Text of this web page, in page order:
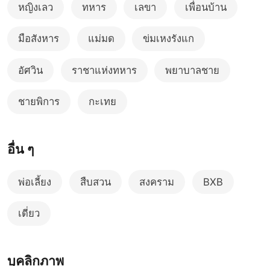
หญิงเลว ทหาร เลขา เพื่อนบ้าน
มือสังหาร แม่มด ข่มเหงรังแก
อัศวิน ราชาแห่งทหาร พยาบาลชาย
ชายพิการ กะเทย
อื่น ๆ
พ่อเลี้ยง สืบสวน สงคราม BXB
เดี่ยว
บุคลิกภาพ